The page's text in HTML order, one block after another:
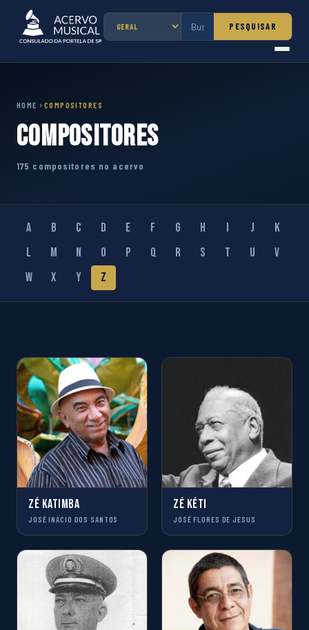
PESQUISAR
HOME COMPOSITORES
Compositores
175 compositores no acervo
A B C D E F G H J
K
L
M N O P Q R S T U
V
W
X Y Z
ZÉ KATIMBA
JOSÉ INÁCIO DOS SANTOS
ZÉ KÉTI
JOSÉ FLORES DE JESUS